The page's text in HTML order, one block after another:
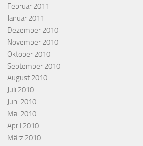
Februar 2011
Januar 2011
Dezember 2010
November 2010
Oktober 2010
September 2010
August 2010
Juli 2010
Juni 2010
Mai 2010
April 2010
März 2010